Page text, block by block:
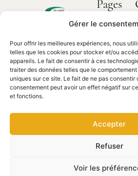
Gérer le
Pour offrir les meilleures expériences, nous
telles que les cookies pour stocker et/ou
appareils. Le fait de consentir à ces
traiter des données telles que le
uniques sur ce site. Le fait de ne pas consentir
consentement peut avoir un effet négatif sur
et fonctions.
Accepter
Refuser
Voir les
Delimbe
de
Bonport
27340,
Pont de
02 35 23
Pages
Our products
Spare parts
Privacy